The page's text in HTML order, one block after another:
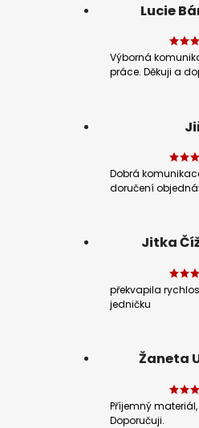
Lucie
Výborná
práce. Děkuji a
Dobrá
doručení
Jitka
překvapila
jedničku
Žaneta
Příjemný materiál,
Doporučuji.